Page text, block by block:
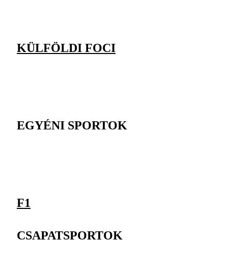
KÜLFÖLDI FOCI
EGYÉNI SPORTOK
F1
CSAPATSPORTOK